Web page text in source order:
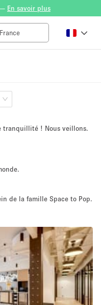
— En savoir plus
Art Alimentation
Bureaux
Local
Commercial
Partagé
tranquillité ! Nous veillons.
de la famille Space to Pop.